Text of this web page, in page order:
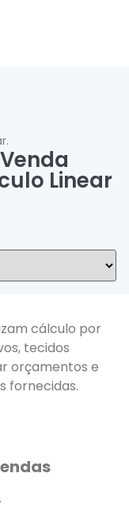
Linear
cálculo por
tecidos
orçamentos e
fornecidas.
.